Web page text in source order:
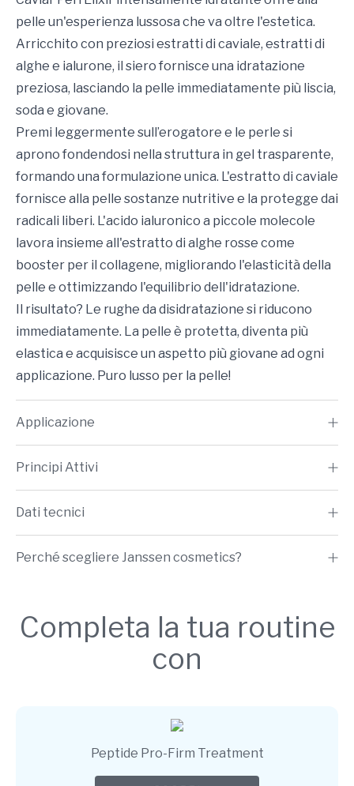
pelle un'esperienza lussosa che va oltre l'estetica.
Arricchito con preziosi estratti di caviale, estratti di
alghe e ialurone, il siero fornisce una idratazione
preziosa, lasciando la pelle immediatamente più liscia,
soda e giovane.
Premi leggermente sull’erogatore e le perle si
aprono fondendosi nella struttura in gel trasparente,
formando una formulazione unica. L'estratto di caviale
fornisce alla pelle sostanze nutritive e la protegge dai
radicali liberi. L'acido ialuronico a piccole molecole
lavora insieme all'estratto di alghe rosse come
booster per il collagene, migliorando l'elasticità della
pelle e ottimizzando l'equilibrio dell'idratazione.
Il risultato? Le rughe da disidratazione si riducono
immediatamente. La pelle è protetta, diventa più
elastica e acquisisce un aspetto più giovane ad ogni
applicazione. Puro lusso per la pelle!
Applicazione
Principi Attivi
Dati tecnici
Perché scegliere Janssen cosmetics?
Completa la tua routine
con
Peptide Pro-Firm Treatment